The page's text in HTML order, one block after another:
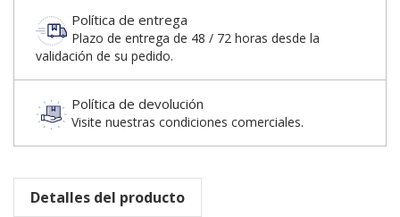
Política de entrega
Plazo de entrega de 48 / 72 horas desde la
validación de su pedido.
Política de devolución
Visite nuestras condiciones comerciales.
Detalles del producto